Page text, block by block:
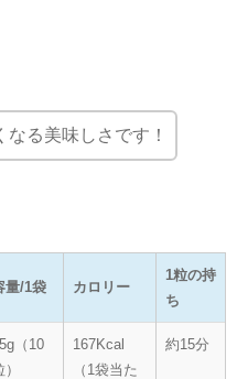
る美味しさです！
量/1袋 カロリー
1粒の持
ち
（10
167Kcal
（1袋当た
約15分